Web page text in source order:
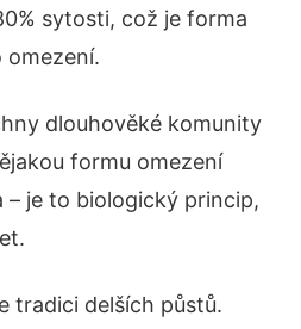
sytosti, což je forma
omezení.
dlouhověké komunity
formu omezení
– je to biologický princip,
tradici delších půstů.